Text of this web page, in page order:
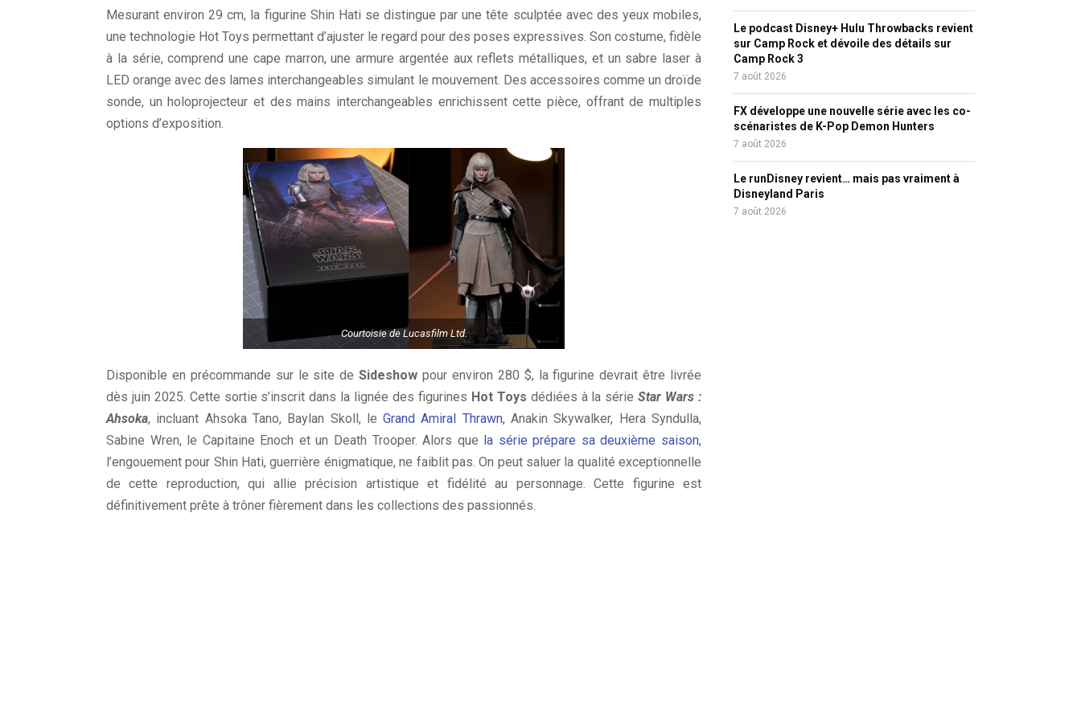
Mesurant environ 29 cm, la figurine Shin Hati se distingue par une tête sculptée avec des yeux mobiles,
une technologie Hot Toys permettant d’ajuster le regard pour des poses expressives. Son costume, fidèle
à la série, comprend une cape marron, une armure argentée aux reflets métalliques, et un sabre laser à
LED orange avec des lames interchangeables simulant le mouvement. Des accessoires comme un droïde
sonde, un holoprojecteur et des mains interchangeables enrichissent cette pièce, offrant de multiples
options d’exposition.
Courtoisie de Lucasfilm Ltd.
Disponible en précommande sur le site de Sideshow pour environ 280 $, la figurine devrait être livrée
dès juin 2025. Cette sortie s’inscrit dans la lignée des figurines Hot Toys dédiées à la sérieStar Wars :
Ahsoka, incluant Ahsoka Tano, Baylan Skoll, leGrand Amiral Thrawn, Anakin Skywalker, Hera Syndulla,
Sabine Wren, le Capitaine Enoch et un Death Trooper. Alors que la série prépare sa deuxième saison,
l’engouement pour Shin Hati, guerrière énigmatique, ne faiblit pas. On peut saluer la qualité exceptionnelle
de cette reproduction, qui allie précision artistique et fidélité au personnage. Cette figurine est
définitivement prête à trôner fièrement dans les collections des passionnés.
Le podcast Disney+ Hulu Throwbacks revient
sur Camp Rock et dévoile des détails sur
Camp Rock 3
7 août 2026
FX développe une nouvelle série avec les co-
scénaristes de K-Pop Demon Hunters
7 août 2026
Le runDisney revient… mais pas vraiment à
Disneyland Paris
7 août 2026